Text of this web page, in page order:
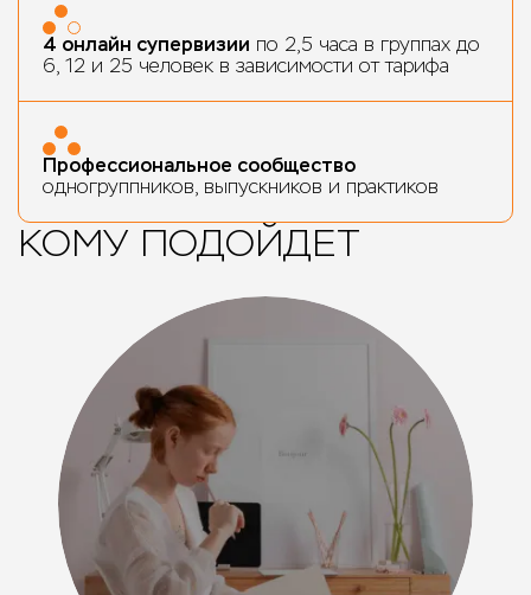
4 онлайн супервизии по 2,5 часа в группах до
6, 12 и 25 человек в зависимости от тарифа
Профессиональное сообщество
одногруппников, выпускников и практиков
КОМУ ПОДОЙДЕТ